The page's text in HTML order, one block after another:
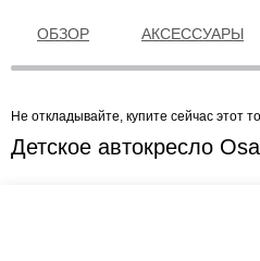
ОБЗОР АКСЕССУАРЫ
Не откладывайте, купите сейчас этот
Детское автокресло